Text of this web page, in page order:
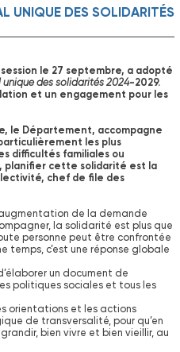
UNIQUE DES SOLIDARITÉS
le 27 septembre, a adopté
des solidarités 2024-2029.
et un engagement pour les
le Département, accompagne
les plus
difficultés familiales ou
planifier cette solidarité est la
chef de file des
de la demande
la solidarité est plus que
personne peut être confrontée
temps, c’est une réponse globale
un document de
politiques sociales et tous les
orientations et les actions
de transversalité, pour qu’en
bien vivre et bien vieillir, au